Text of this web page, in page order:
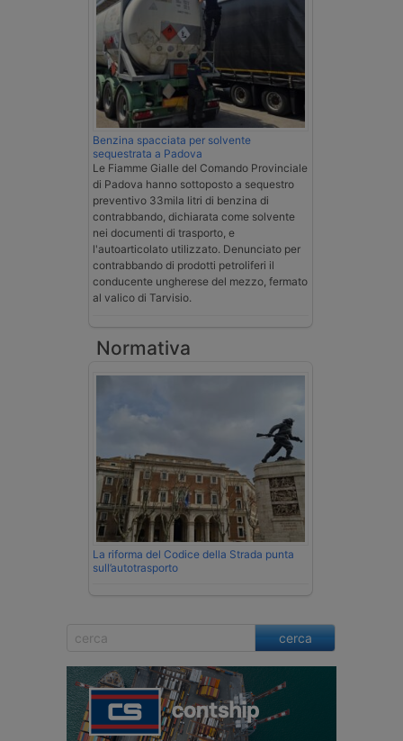
Benzina spacciata per solvente
sequestrata a Padova
Le Fiamme Gialle del Comando Provinciale
di Padova hanno sottoposto a sequestro
preventivo 33mila litri di benzina di
contrabbando, dichiarata come solvente
nei documenti di trasporto, e
l'autoarticolato utilizzato. Denunciato per
contrabbando di prodotti petroliferi il
conducente ungherese del mezzo, fermato
al valico di Tarvisio.
Normativa
La riforma del Codice della Strada punta
sull’autotrasporto
cerca